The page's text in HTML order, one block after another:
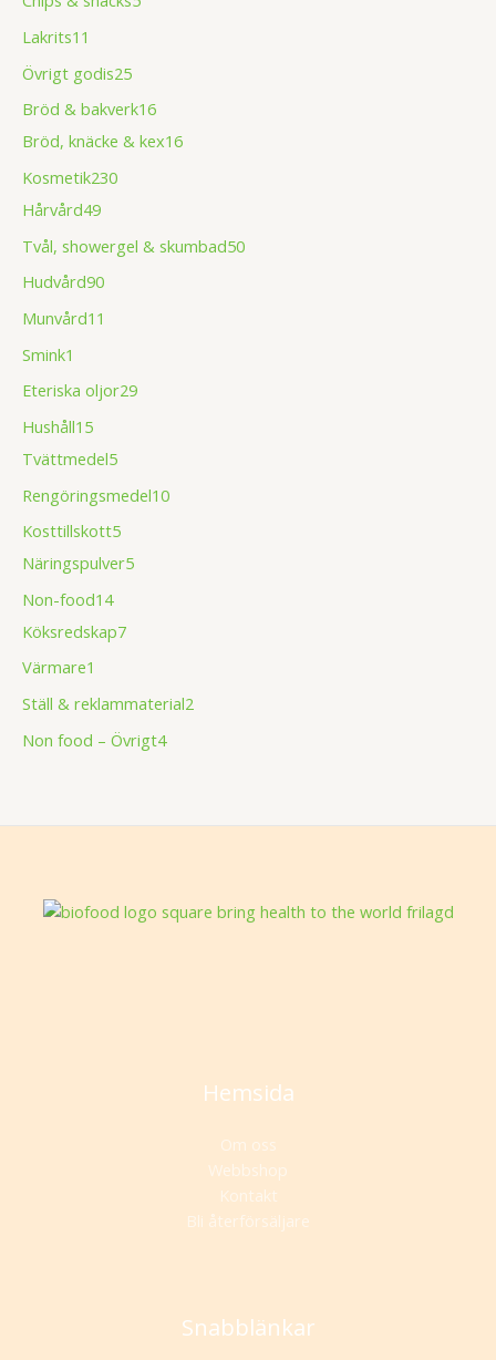
Lakrits11
Övrigt godis25
Bröd & bakverk16
Bröd, knäcke & kex16
Kosmetik230
Hårvård49
Tvål, showergel & skumbad50
Hudvård90
Munvård11
Smink1
Eteriska oljor29
Hushåll15
Tvättmedel5
Rengöringsmedel10
Kosttillskott5
Näringspulver5
Non-food14
Köksredskap7
Värmare1
Ställ & reklammaterial2
Non food – Övrigt4
Hemsida
Om oss
Webbshop
Kontakt
Bli återförsäljare
Snabblänkar